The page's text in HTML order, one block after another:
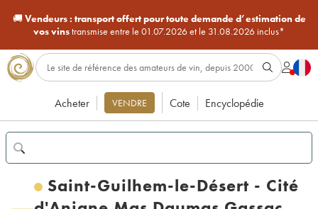
🚚Vendeurs : transport offert pour toute demande d’estimation de
vos vinstransmise entre le 01.07.2026 et le 31.08.2026 inclus*
Acheter VENDRE Cote Encyclopédie
Saint-Guilhem-le-Désert - Cité